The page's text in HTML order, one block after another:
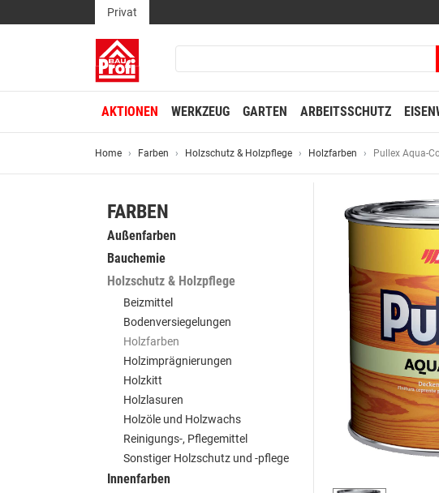
Privat
AKTIONEN WERKZEUG GARTEN ARBEITSSCHUTZ
Home Farben Holzschutz & Holzpflege Holzfarben Pullex Aqua-
FARBEN
Außenfarben
Bauchemie
Holzschutz & Holzpflege
Beizmittel
Bodenversiegelungen
Holzfarben
Holzimprägnierungen
Holzkitt
Holzlasuren
Holzöle und Holzwachs
Reinigungs-, Pflegemittel
Sonstiger Holzschutz und -pflege
Innenfarben